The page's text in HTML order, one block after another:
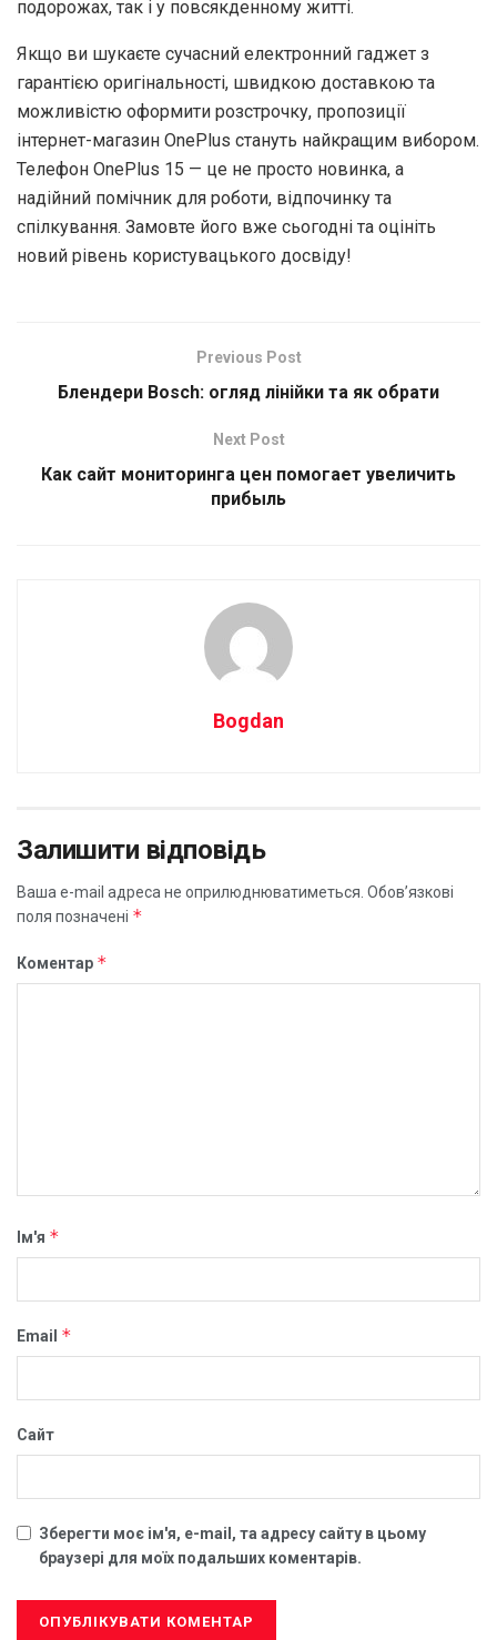
подорожах, так і у повсякденному житті.
Якщо ви шукаєте сучасний електронний гаджет з
гарантією оригінальності, швидкою доставкою та
можливістю оформити розстрочку, пропозиції
інтернет-магазин OnePlus стануть найкращим вибором.
Телефон OnePlus 15 — це не просто новинка, а
надійний помічник для роботи, відпочинку та
спілкування. Замовте його вже сьогодні та оцініть
новий рівень користувацького досвіду!
Previous Post
Блендери Bosch: огляд лінійки та як обрати
Next Post
Как сайт мониторинга цен помогает увеличить
прибыль
Bogdan
Залишити відповідь
Ваша e-mail адреса не оприлюднюватиметься. Обов’язкові
поля позначені *
Коментар *
Ім'я *
Email *
Сайт
Зберегти моє ім'я, e-mail, та адресу сайту в цьому
браузері для моїх подальших коментарів.